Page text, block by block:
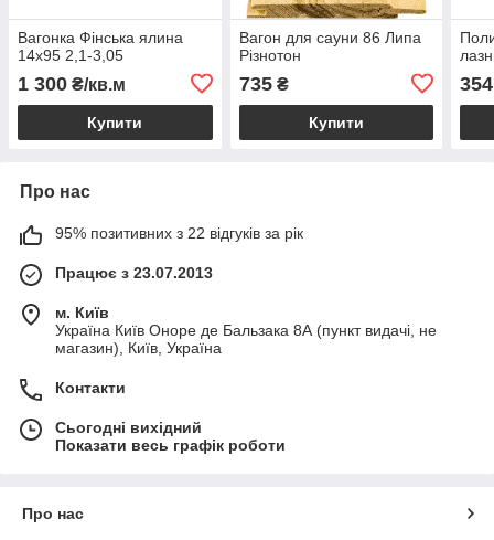
Вагонка Фінська ялина
14х95 2,1-3,05
1 300 ₴/кв.м
Купити
Вагон для сауни 86 Липа
Різнотон
735₴
Купити
354
Про нас
95% позитивних з 22 відгуків за рік
Працює з 23.07.2013
м. Київ
Україна Київ Оноре де Бальзака 8А (пункт видачі, не
магазин), Київ, Україна
Контакти
Сьогодні вихідний
Показати весь графік роботи
Про нас